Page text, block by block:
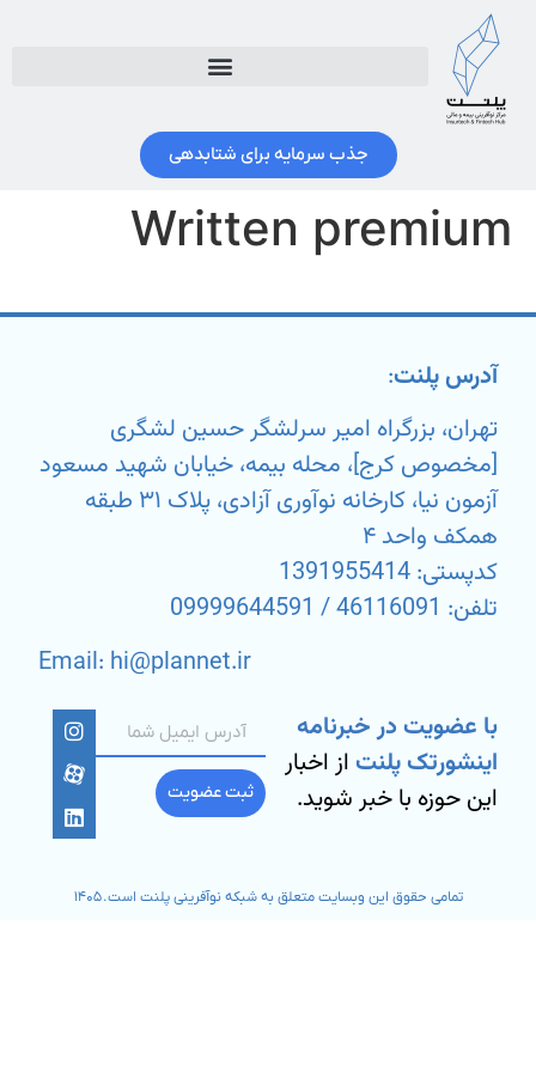
جذب سرمایه برای شتابدهی
Written premium
آدرس پلنت:
تهران، بزرگراه امیر سرلشگر حسین لشگری
[مخصوص کرج]، محله بیمه، خیابان شهید مسعود
آزمون نیا، کارخانه نوآوری آزادی، پلاک ۳۱ طبقه
همکف واحد ۴
کدپستی: 1391955414
تلفن: 46116091 / 09999644591
Email: hi@plannet.ir
با عضویت در خبرنامه
اینشورتک پلنتاز اخبار
این حوزه با خبر شوید.
ثبت عضویت
تمامی حقوق این وبسایت متعلق به شبکه نوآفرینی پلنت است. ۱۴۰۵